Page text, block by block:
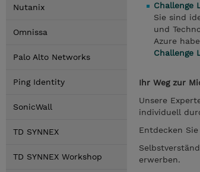
Nutanix
Omnissa
Palo Alto Networks
Ping Identity
SonicWall
TD SYNNEX
TD SYNNEX Workshop
Challenge
Sie sind
und
Azure
Challenge
Ihr Weg zur
Unsere
individuell
Entdecken
erwerben.